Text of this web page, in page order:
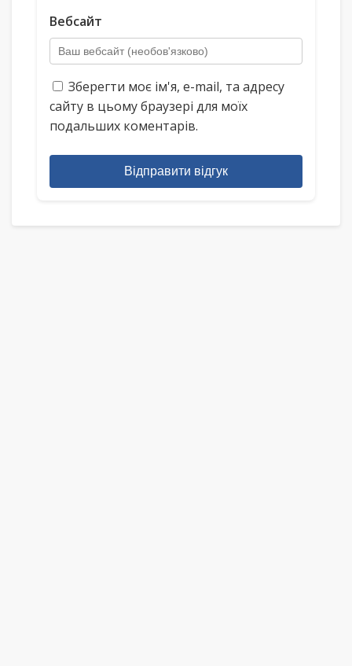
Вебсайт
Зберегти моє ім'я, e-mail, та адресу
сайту в цьому браузері для моїх
подальших коментарів.
Відправити відгук